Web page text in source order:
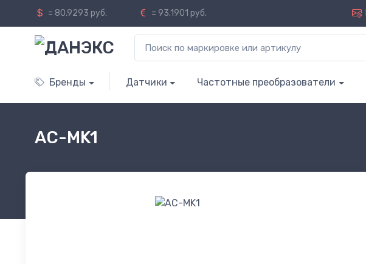
= 80.9293 руб. = 93.1901 руб.
Бренды Датчики Частотные преобразователи
AC-MK1